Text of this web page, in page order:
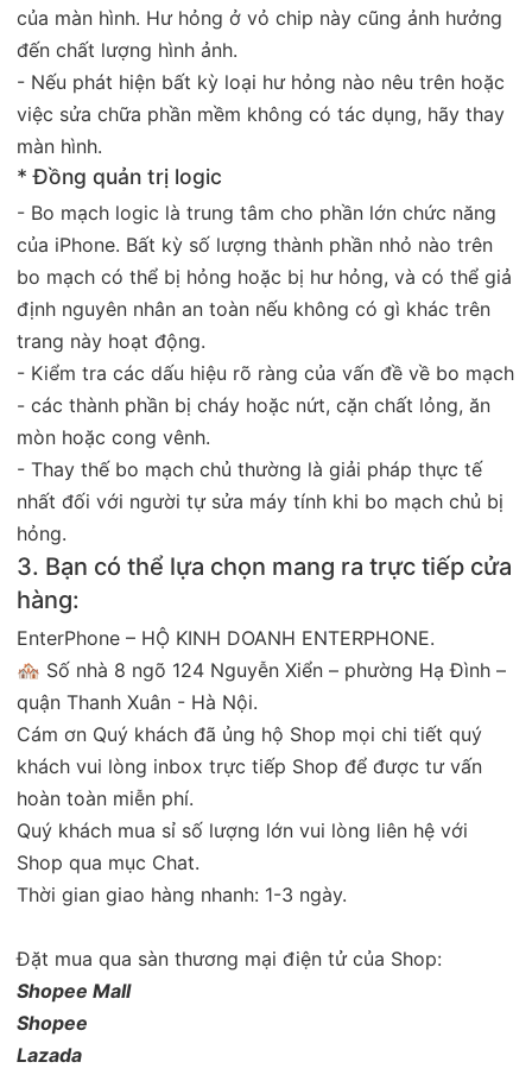
của màn hình. Hư hỏng ở vỏ chip này cũng ảnh hưởng
đến chất lượng hình ảnh.
- Nếu phát hiện bất kỳ loại hư hỏng nào nêu trên hoặc
việc sửa chữa phần mềm không có tác dụng, hãy thay
màn hình.
* Đồng quản trị logic
- Bo mạch logic là trung tâm cho phần lớn chức năng
của iPhone. Bất kỳ số lượng thành phần nhỏ nào trên
bo mạch có thể bị hỏng hoặc bị hư hỏng, và có thể giả
định nguyên nhân an toàn nếu không có gì khác trên
trang này hoạt động.
- Kiểm tra các dấu hiệu rõ ràng của vấn đề về bo mạch
- các thành phần bị cháy hoặc nứt, cặn chất lỏng, ăn
mòn hoặc cong vênh.
- Thay thế bo mạch chủ thường là giải pháp thực tế
nhất đối với người tự sửa máy tính khi bo mạch chủ bị
hỏng.
3. Bạn có thể lựa chọn mang ra trực tiếp cửa
hàng:
EnterPhone – HỘ KINH DOANH ENTERPHONE.
🏘 Số nhà 8 ngõ 124 Nguyễn Xiển – phường Hạ Đình –
quận Thanh Xuân - Hà Nội.
Cám ơn Quý khách đã ủng hộ Shop mọi chi tiết quý
khách vui lòng inbox trực tiếp Shop để được tư vấn
hoàn toàn miễn phí.
Quý khách mua sỉ số lượng lớn vui lòng liên hệ với
Shop qua mục Chat.
Thời gian giao hàng nhanh: 1-3 ngày.
Đặt mua qua sàn thương mại điện tử của Shop:
Shopee Mall
Shopee
Lazada